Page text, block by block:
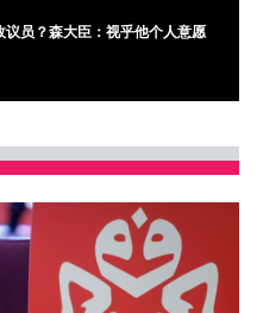
议员？森大臣：视乎他个人意愿